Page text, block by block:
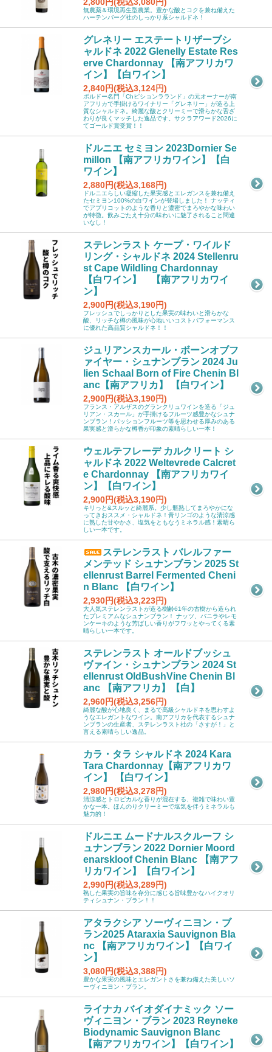
無農薬＆環境再生型農業。豊かな酸とコクを兼ね備えた
ハーテンバーグ社のしっかり系シャルドネ！
グレネリー エステートリザーブシ
ャルドネ 2022 Glenelly Estate Res
erve Chardonnay 【南アフリカワ
イン】【白ワイン】
2,840円(税込3,124円)
ボルドー名門「Chピションラランド」の元オーナーが南
アフリカで手掛けるワイナリー「グレネリー」が造る上
質なシャルドネ。綺麗な酸とクリーミーで滑らかな舌ざ
わりが良くマッチした逸品です。サクラアワード2026に
てゴールド賞受賞！！
ドルニエ セミヨン 2023Dornier Se
millon 【南アフリカワイン】【白
ワイン】
2,880円(税込3,168円)
ドルニエらしい凝縮した果実感とエレガンスを兼ね備え
たセミヨン100%の白ワインが登場しました！ ナッティ
でアプリコットのような香りと濃密でまろやかな味わい
が特徴。飲みごたえ十分の味わいに魅了されること間違
いなし！
ステレンラスト ケープ・ワイルド
リング・シャルドネ 2024 Stellenru
st Cape Wildling Chardonnay
【白ワイン】 【南アフリカワイ
ン】
2,900円(税込3,190円)
フレッシュでしっかりとした果実の味わいと滑らかな
酸、リッチな樽の風味が心地いいコストパフォーマンス
に優れた高品質シャルドネ！！
ジュリアンスカール・ボーンオブフ
ァイヤー・シュナンブラン 2024 Ju
lien Schaal Born of Fire Chenin Bl
anc【南アフリカ】 【白ワイン】
2,900円(税込3,190円)
フランス・アルザスのグランクリュワインを造る「ジュ
リアン・スカール」が手掛けるフルーツ感豊かなシュナ
ンブラン！パッションフルーツ等を思わせる厚みのある
果実感と滑らかな樽香が印象の素晴らしい一本！
ウェルテフレーデ カルクリート シ
ャルドネ 2022 Weltevrede Calcret
e Chardonnay 【南アフリカワイ
ン】【白ワイン】
2,900円(税込3,190円)
キリっと&スルッと綺麗系。少し瓶熟してまろやかにな
ってきおススメ・シャルドネ！青リンゴのような清涼感
に熟した甘やかさ、塩気をともなうミネラル感！素晴ら
しい一本です。
ステレンラスト バレルファー
メンテッド シュナンブラン 2025 St
ellenrust Barrel Fermented Cheni
n Blanc 【白ワイン】
2,930円(税込3,223円)
大人気ステレンラストが造る樹齢61年の古樹から造られ
たプレミアムなシュナンブラン！ ナッツ、バニラやレモ
ンケーキのような芳ばしい香りがフワッとやってくる素
晴らしい一本です。
ステレンラスト オールドブッシュ
ヴァイン・シュナンブラン 2024 St
ellenrust OldBushVine Chenin Bl
anc 【南アフリカ】【白】
2,960円(税込3,256円)
綺麗な酸が心地良く、まるで高級シャルドネを思わすよ
うなエレガントなワイン。南アフリカを代表するシュナ
ンブランの生産者、ステレンラスト社の「さすが！」と
言える素晴らしい逸品。
カラ・タラ シャルドネ 2024 Kara
Tara Chardonnay【南アフリカワ
イン】 【白ワイン】
2,980円(税込3,278円)
清涼感とトロピカルな香りが混在する、複雑で味わい豊
かな一本。ほんのりクリーミーで塩気を伴うミネラルも
魅力的！
ドルニエ ムードナルスクルーフ シ
ュナンブラン 2022 Dornier Moord
enarskloof Chenin Blanc 【南アフ
リカワイン】【白ワイン】
2,990円(税込3,289円)
熟した果実の旨味を存分に感じる旨味豊かなハイクオリ
ティシュナン・ブラン！！
アタラクシア ソーヴィニヨン・ブ
ラン2025 Ataraxia Sauvignon Bla
nc 【南アフリカワイン】【白ワイ
ン】
3,080円(税込3,388円)
豊かな果実の風味とエレガントさを兼ね備えた美しいソ
ーヴィニヨン・ブラン。
ライナカ バイオダイナミック ソー
ヴィニヨン・ブラン 2023 Reyneke
Biodynamic Sauvignon Blanc
【南アフリカワイン】【白ワイン】